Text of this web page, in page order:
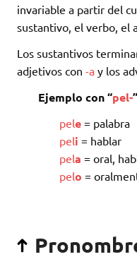
invariable a partir del
sustantivo, el verbo, el
Los sustantivos
adjetivos con -a y los
Ejemplo con “pel-”
pele = palabra
peli = hablar
pela = oral,
pelo =